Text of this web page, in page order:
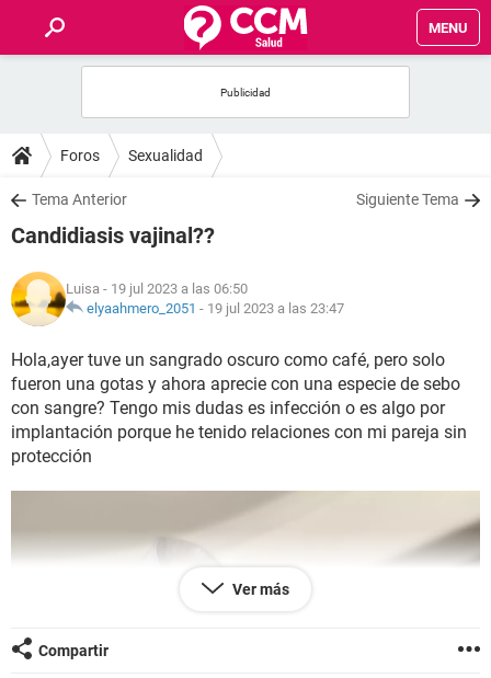
MENU
FOROS
SALUD
NUTRICIÓN
BIENESTAR
SEXUALIDAD
Foros Sexualidad
Tema Anterior Siguiente Tema
Candidiasis vajinal??
Luisa - 19 jul 2023 a las 06:50
elyaahmero_2051 - 19 jul 2023 a las 23:47
Hola,ayer tuve un sangrado oscuro como café, pero solo
fueron una gotas y ahora aprecie con una especie de sebo
con sangre? Tengo mis dudas es infección o es algo por
implantación porque he tenido relaciones con mi pareja sin
protección
Ver más
Compartir